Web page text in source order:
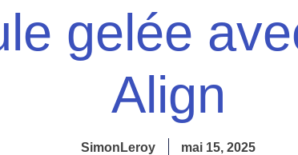
gelée
Align
SimonLeroy mai 15, 2025